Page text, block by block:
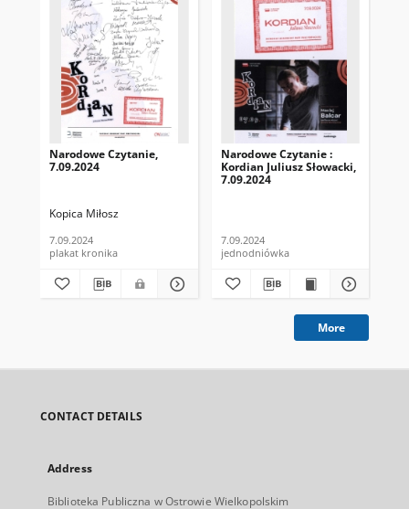
Narodowe Czytanie,
7.09.2024
Kopica Miłosz
7.09.2024
plakat kronika
Narodowe Czytanie :
Kordian Juliusz Słowacki,
7.09.2024
7.09.2024
jednodniówka
More
CONTACT DETAILS
Address
Biblioteka Publiczna w Ostrowie Wielkopolskim